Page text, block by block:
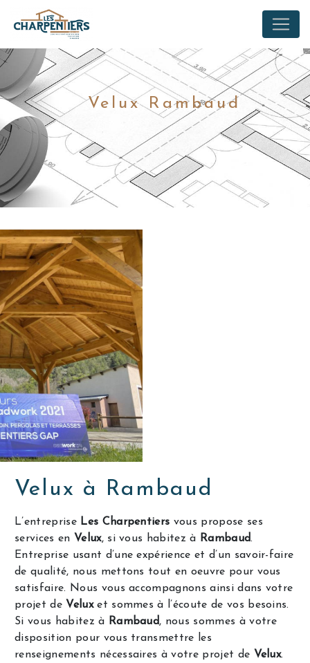
Velux Rambaud
Velux à Rambaud
L’entreprise Les Charpentiers vous propose ses
services en Velux, si vous habitez à Rambaud.
Entreprise usant d’une expérience et d’un savoir-faire
de qualité, nous mettons tout en oeuvre pour vous
satisfaire. Nous vous accompagnons ainsi dans votre
projet de Veluxet sommes à l’écoute de vos besoins.
Si vous habitez à Rambaud, nous sommes à votre
disposition pour vous transmettre les
renseignements nécessaires à votre projet de Velux.
Panneau de gestion des cookies